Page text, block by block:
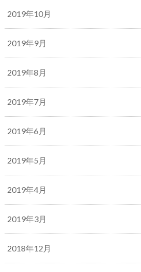
2019年10月
2019年9月
2019年8月
2019年7月
2019年6月
2019年5月
2019年4月
2019年3月
2018年12月